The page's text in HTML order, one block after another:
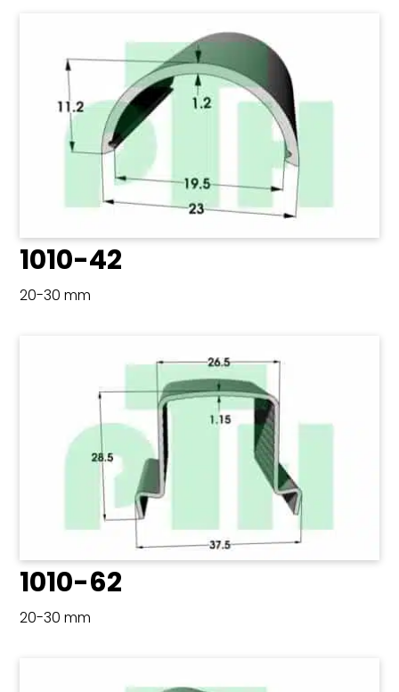
1010-42
20-30 mm
1010-62
20-30 mm